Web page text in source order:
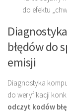
do efektu
błędów do
emisji
Diagnostyka
do weryfikacji
odczyt kodów